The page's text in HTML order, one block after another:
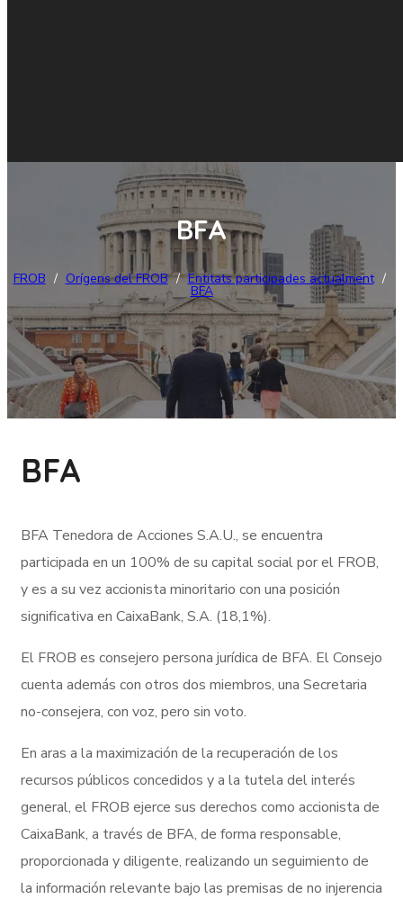
BFA
FROB / Orígens del FROB / Entitats participades actualment /
BFA
BFA
BFA Tenedora de Acciones S.A.U., se encuentra
participada en un 100% de su capital social por el FROB,
y es a su vez accionista minoritario con una posición
significativa en CaixaBank, S.A. (18,1%).
El FROB es consejero persona jurídica de BFA. El Consejo
cuenta además con otros dos miembros, una Secretaria
no-consejera, con voz, pero sin voto.
En aras a la maximización de la recuperación de los
recursos públicos concedidos y a la tutela del interés
general, el FROB ejerce sus derechos como accionista de
CaixaBank, a través de BFA, de forma responsable,
proporcionada y diligente, realizando un seguimiento de
la información relevante bajo las premisas de no injerencia